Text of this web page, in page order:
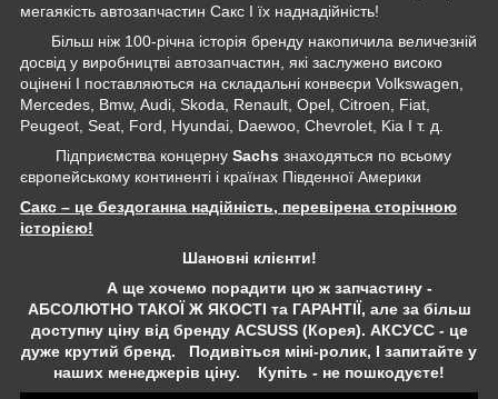
мегаякість автозапчастин Сакс І їх наднадійність!
Більш ніж 100-річна історія бренду накопичила величезній
досвід у виробництві автозапчастин, які заслужено високо
оцінені І поставляються на складальні конвеєри Volkswagen,
Mercedes, Bmw, Audi, Skoda, Renault, Opel, Citroen, Fiat,
Peugeot, Seat, Ford, Hyundai, Daewoo, Chevrolet, Kia І т. д.
Підприємства концерну Sachs знаходяться по всьому
європейському континенті і країнах Південної Америки
Сакс – це бездоганна надійність, перевірена сторічною
історією!
Шановні клієнти!
А ще хочемо порадити цю ж запчастину -
АБСОЛЮТНО ТАКОЇ Ж ЯКОСТІ та ГАРАНТІЇ, але за більш
доступну ціну від бренду ACSUSS (Корея). АКСУСС - це
дуже крутий бренд. Подивіться міні-ролик, І запитайте у
наших менеджерів ціну. Купіть - не пошкодуєте!